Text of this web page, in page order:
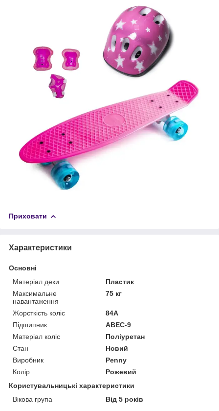
Приховати
Характеристики
Основні
Матеріал деки
Пластик
Максимальне
навантаження
75 кг
Жорсткість коліс
84А
Підшипник
ABEC-9
Матеріал коліс
Поліуретан
Стан
Новий
Виробник
Penny
Колір
Рожевий
Користувальницькі характеристики
Вікова група
Від 5 років